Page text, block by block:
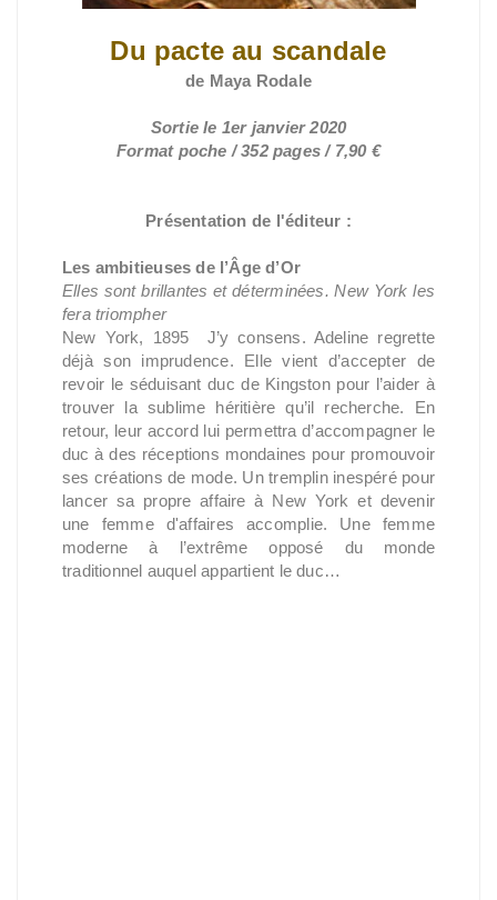
Du pacte au scandale
de Maya Rodale
Sortie le 1er janvier 2020
Format poche / 352 pages / 7,90 €
Présentation de l'éditeur :
Les ambitieuses de l’Âge d’Or
Elles sont brillantes et déterminées. New York les
fera triompher
New York, 1895 J’y consens. Adeline regrette
déjà son imprudence. Elle vient d’accepter de
revoir le séduisant duc de Kingston pour l’aider à
trouver la sublime héritière qu’il recherche. En
retour, leur accord lui permettra d’accompagner le
duc à des réceptions mondaines pour promouvoir
ses créations de mode. Un tremplin inespéré pour
lancer sa propre affaire à New York et devenir
une femme d'affaires accomplie. Une femme
moderne à l’extrême opposé du monde
traditionnel auquel appartient le duc…